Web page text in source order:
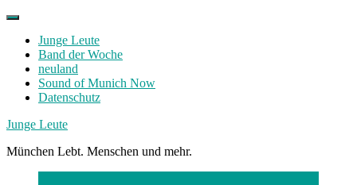
Skip
contentJunge Leute
Band der Woche
neuland
Sound of Munich Now
Datenschutz
Facebook
Twitter
Instagram
Junge Leute
München Lebt. Menschen und mehr.